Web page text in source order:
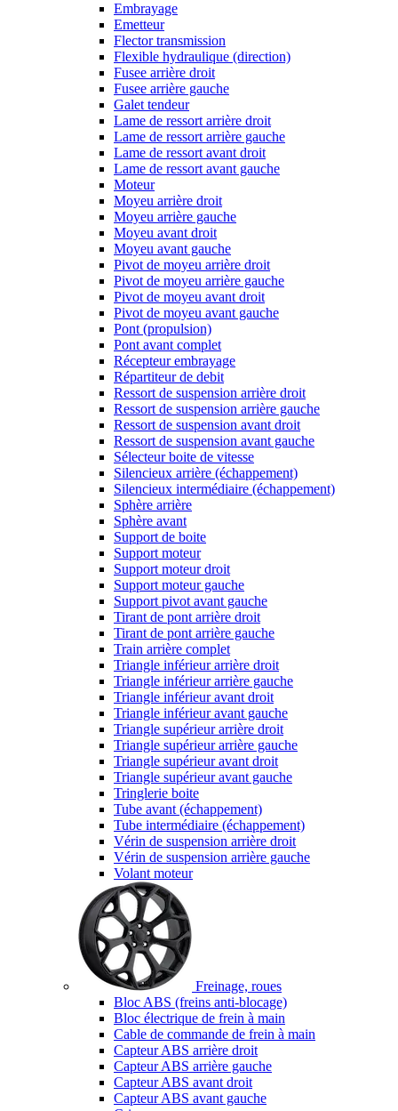
Embrayage
Emetteur
Flector transmission
Flexible hydraulique (direction)
Fusee arrière droit
Fusee arrière gauche
Galet tendeur
Lame de ressort arrière droit
Lame de ressort arrière gauche
Lame de ressort avant droit
Lame de ressort avant gauche
Moteur
Moyeu arrière droit
Moyeu arrière gauche
Moyeu avant droit
Moyeu avant gauche
Pivot de moyeu arrière droit
Pivot de moyeu arrière gauche
Pivot de moyeu avant droit
Pivot de moyeu avant gauche
Pont (propulsion)
Pont avant complet
Récepteur embrayage
Répartiteur de debit
Ressort de suspension arrière droit
Ressort de suspension arrière gauche
Ressort de suspension avant droit
Ressort de suspension avant gauche
Sélecteur boite de vitesse
Silencieux arrière (échappement)
Silencieux intermédiaire (échappement)
Sphère arrière
Sphère avant
Support de boite
Support moteur
Support moteur droit
Support moteur gauche
Support pivot avant gauche
Tirant de pont arrière droit
Tirant de pont arrière gauche
Train arrière complet
Triangle inférieur arrière droit
Triangle inférieur arrière gauche
Triangle inférieur avant droit
Triangle inférieur avant gauche
Triangle supérieur arrière droit
Triangle supérieur arrière gauche
Triangle supérieur avant droit
Triangle supérieur avant gauche
Tringlerie boite
Tube avant (échappement)
Tube intermédiaire (échappement)
Vérin de suspension arrière droit
Vérin de suspension arrière gauche
Volant moteur
Freinage, roues
Bloc ABS (freins anti-blocage)
Bloc électrique de frein à main
Cable de commande de frein à main
Capteur ABS arrière droit
Capteur ABS arrière gauche
Capteur ABS avant droit
Capteur ABS avant gauche